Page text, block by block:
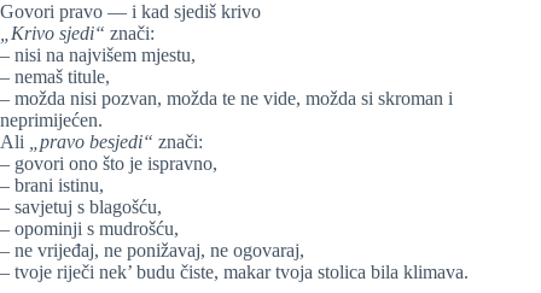
Govori pravo — i kad sjediš krivo
„Krivo sjedi“ znači:
– nisi na najvišem mjestu,
– nemaš titule,
– možda nisi pozvan, možda te ne vide, možda si skroman i
neprimijećen.
Ali
„pravo besjedi“ znači:
– govori ono što je ispravno,
– brani istinu,
– savjetuj s blagošću,
– opominji s mudrošću,
– ne vrijeđaj, ne ponižavaj, ne ogovaraj,
– tvoje riječi nek’ budu čiste, makar tvoja stolica bila klimava.